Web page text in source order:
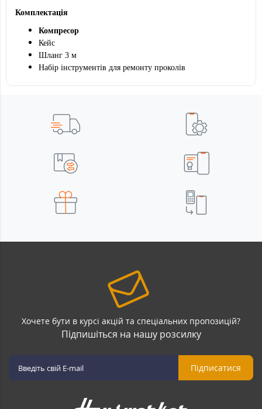
Комплектація
Компресор
Кейс
Шланг 3 м
Набір інструментів для ремонту проколів
Хочете бути в курсі акцій та спеціальних пропозицій?
Підпишіться на нашу розсилку
Підписатися